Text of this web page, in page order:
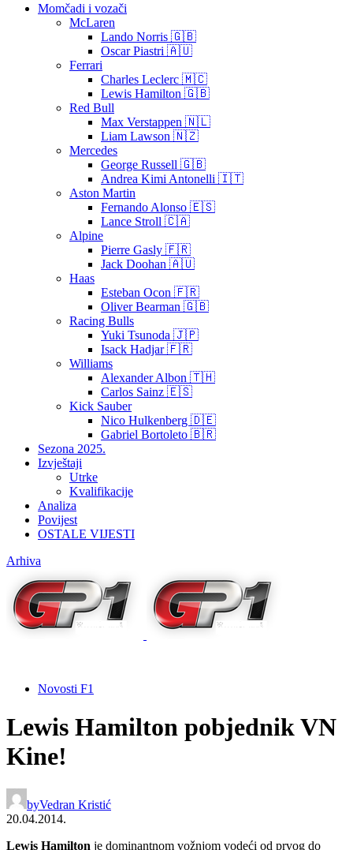
Momčadi i vozači
McLaren
Lando Norris 🇬🇧
Oscar Piastri 🇦🇺
Ferrari
Charles Leclerc 🇲🇨
Lewis Hamilton 🇬🇧
Red Bull
Max Verstappen 🇳🇱
Liam Lawson 🇳🇿
Mercedes
George Russell 🇬🇧
Andrea Kimi Antonelli 🇮🇹
Aston Martin
Fernando Alonso 🇪🇸
Lance Stroll 🇨🇦
Alpine
Pierre Gasly 🇫🇷
Jack Doohan 🇦🇺
Haas
Esteban Ocon 🇫🇷
Oliver Bearman 🇬🇧
Racing Bulls
Yuki Tsunoda 🇯🇵
Isack Hadjar 🇫🇷
Williams
Alexander Albon 🇹🇭
Carlos Sainz 🇪🇸
Kick Sauber
Nico Hulkenberg 🇩🇪
Gabriel Bortoleto 🇧🇷
Sezona 2025.
Izvještaji
Utrke
Kvalifikacije
Analiza
Povijest
OSTALE VIJESTI
Arhiva
Novosti F1
Lewis Hamilton pobjednik VN
Kine!
byVedran Kristić
20.04.2014.
Lewis Hamilton je dominantnom vožnjom vodeći od prvog do